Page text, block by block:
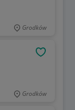
Grodków
Grodków